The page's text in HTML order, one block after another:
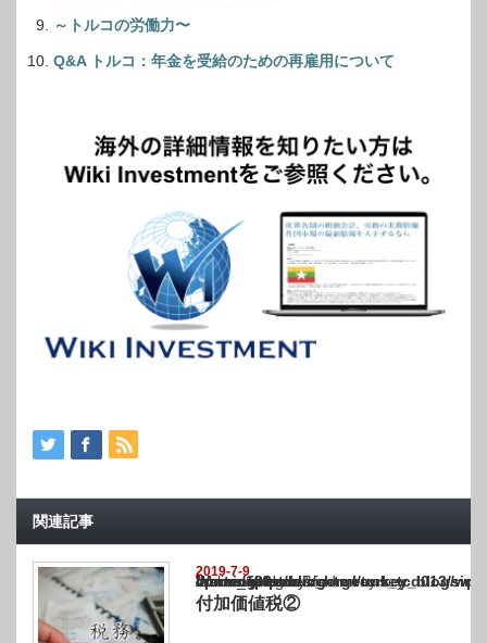
～トルコの労働力〜
Q&A トルコ：年金を受給のための再雇用について
関連記事
2019-7-9
Warning
: Undefined array key "show_category" in
/home/netst/kuno-cpa.co.jp/public_html/turkey_blog/wp-content/themes/
on line183
付加価値税②